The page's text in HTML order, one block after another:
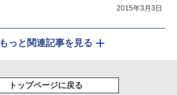
2015年3月3日
もっと関連記事を見る
トップページに戻る